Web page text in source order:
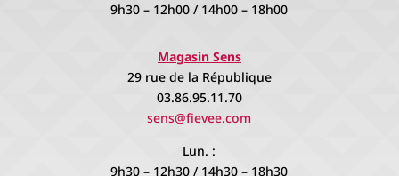
9h30 – 12h00 / 14h00 – 18h00
Magasin Sens
29 rue de la République
03.86.95.11.70
sens@fievee.com
Lun. :
9h30 – 12h30 / 14h30 – 18h30